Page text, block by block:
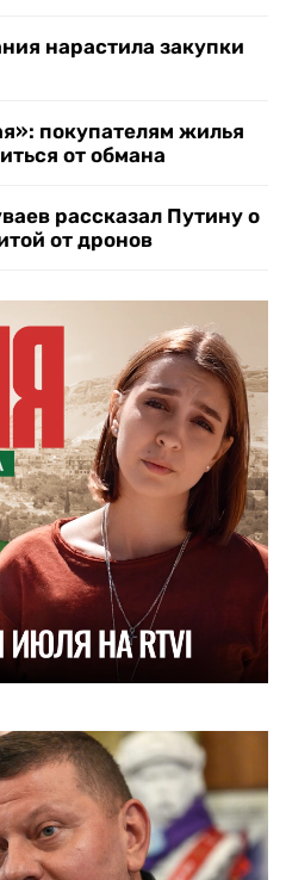
нарастила закупки
покупателям жилья
от обмана
рассказал Путину о
от дронов